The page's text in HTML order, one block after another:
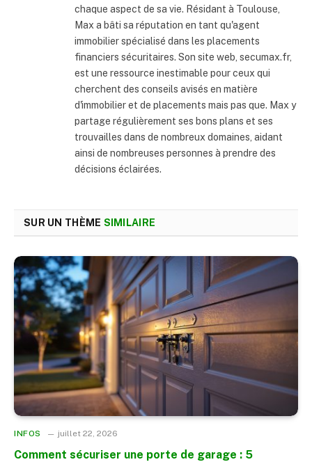
chaque aspect de sa vie. Résidant à Toulouse,
Max a bâti sa réputation en tant qu'agent
immobilier spécialisé dans les placements
financiers sécuritaires. Son site web, secumax.fr,
est une ressource inestimable pour ceux qui
cherchent des conseils avisés en matière
d'immobilier et de placements mais pas que. Max y
partage régulièrement ses bons plans et ses
trouvailles dans de nombreux domaines, aidant
ainsi de nombreuses personnes à prendre des
décisions éclairées.
SUR UN THÈME SIMILAIRE
INFOS juillet 22, 2026
Comment sécuriser une porte de garage : 5